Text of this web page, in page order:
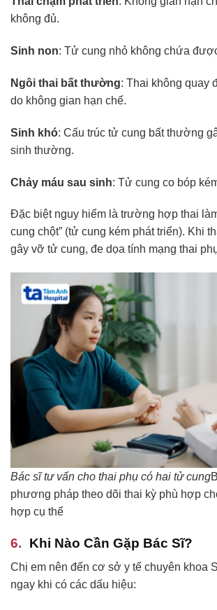
không đủ.
Sinh non: Tử cung nhỏ không chứa
Ngôi thai bất thường: Thai không quay
do không gian hạn chế.
Sinh khó: Cấu trúc tử cung bất thường
sinh thường.
Chảy máu sau sinh: Tử cung co bóp
Đặc biệt nguy hiểm là trường hợp thai
cung chột” (tử cung kém phát triển). Khi
gây vỡ tử cung, đe dọa tính mạng thai
Bác sĩ tư vấn cho thai phụ có hai tử cung
phương pháp theo dõi thai kỳ phù hợp
hợp cụ thể
Khi Nào Cần Gặp Bác Sĩ?
Chị em nên đến cơ sở y tế chuyên khoa
ngay khi có các dấu hiệu: